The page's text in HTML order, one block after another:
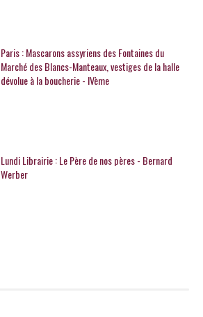
Paris : Mascarons assyriens des Fontaines du
Marché des Blancs-Manteaux, vestiges de la halle
dévolue à la boucherie - IVème
Lundi Librairie : Le Père de nos pères - Bernard
Werber